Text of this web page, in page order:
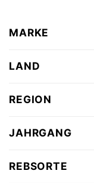
MARKE
LAND
REGION
JAHRGANG
REBSORTE